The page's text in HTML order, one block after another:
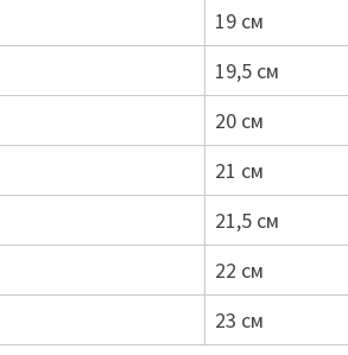
19 см
19,5 см
20 см
21 см
21,5 см
22 см
23 см